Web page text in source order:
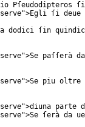
Pſeudodipteros
">Egli ſi
dodici ſin
">Se
">Se piu oltre
">diuna parte
">Se ſerà da